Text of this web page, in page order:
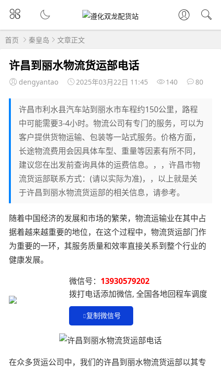
首页 秦皇岛 文章正文
许昌到丽水物流货运部电话
dengyantao 2025年03月22日 11:45 140 80
许昌市利水县汽车站到丽水市车程约150公里，路程
中可能需要3-4小时。物流公司有专门的服务，可以为
客户提供货物运输、包装等一站式服务。价格方面，
长途物流费用会因具体车型、重量等因素有所不同，
建议您在出发前查询具体的运费信息。，，许昌市物
流货运部联系方式：(请以实际为准)，，以上就是关
于许昌到丽水物流货运部的相关信息，请参考。
随着中国经济的发展和市场的繁荣，物流运输业在其中占
据着越来越重要的地位，在这个过程中，物流货运部门作
为重要的一环，其服务质量和效率直接关系到整个行业的
健康发展。
微信号： 13930579202
拨打电话添加微信, 全国各地回程车调度
复制微信号
在众多货运公司中，我们的许昌到丽水物流货运部以其专